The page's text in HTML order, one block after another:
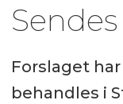
Forslaget
behandles i